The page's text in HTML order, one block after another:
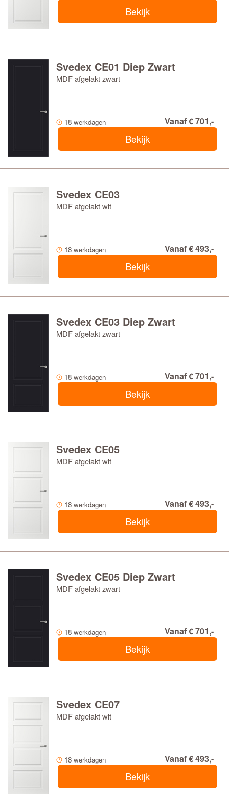
Bekijk
Svedex CE01 Diep Zwart
MDF afgelakt zwart
18 werkdagen Vanaf € 701,-
Bekijk
Svedex CE03
MDF afgelakt wit
18 werkdagen Vanaf € 493,-
Bekijk
Svedex CE03 Diep Zwart
MDF afgelakt zwart
18 werkdagen Vanaf € 701,-
Bekijk
Svedex CE05
MDF afgelakt wit
18 werkdagen Vanaf € 493,-
Bekijk
Svedex CE05 Diep Zwart
MDF afgelakt zwart
18 werkdagen Vanaf € 701,-
Bekijk
Svedex CE07
MDF afgelakt wit
18 werkdagen Vanaf € 493,-
Bekijk